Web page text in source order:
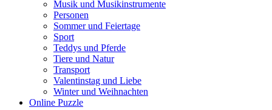
Valentinstag und Liebe
Winter und Weihnachten
Unkategorisiert
Musik und Musikinstrumente
Personen
Sommer und Feiertage
Sport
Teddys und Pferde
Tiere und Natur
Transport
Valentinstag und Liebe
Winter und Weihnachten
Online Puzzle